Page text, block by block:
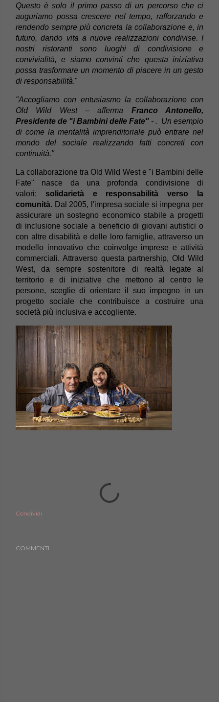
Questo è solo il primo passo di un percorso che ci
auguriamo possa crescere nel tempo, rafforzando e
rendendo sempre più concreta la collaborazione e, in
futuro, dando vita a nuove realizzazioni condivise. I
nostri ristoranti sono luoghi di condivisione e
convivialità, e siamo convinti che questa iniziativa
possa trasformare un momento di piacere in un gesto
di responsabilità."
"Accogliamo con entusiasmo la collaborazione con
Old Wild West – afferma Franco Antonello,
Presidente de "i Bambini delle Fate" - . Un esempio
di come la mentalità imprenditoriale può entrare nel
mondo del sociale realizzando fatti concreti con
continuità."
La collaborazione tra Old Wild West e "i Bambini delle
Fate" nasce da una profonda condivisione di
valori: solidarietà e responsabilità verso la
comunità. Dal 2005, l'impresa sociale si impegna per
assicurare un sostegno economico stabile a progetti
di inclusione sociale a beneficio di giovani autistici o
con altre disabilità e delle loro famiglie, attraverso un
modello innovativo che coinvolge imprese e attività
commerciali. Attraverso questa partnership, Old Wild
West, da sempre sostenitore di realtà legate al
territorio e di iniziative che mettono al centro le
persone, sceglie di orientare il suo impegno in un
progetto sociale che contribuisce a costruire una
società più inclusiva e accogliente.
Condividi
COMMENTI